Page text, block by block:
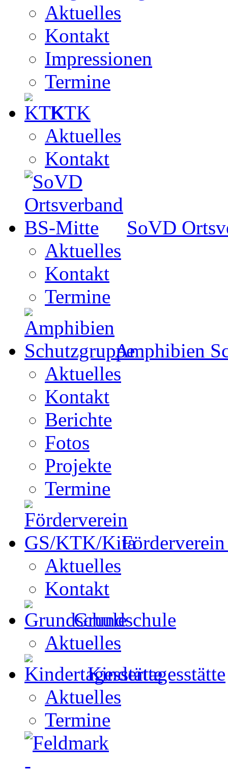
Aktuelles
Kontakt
Impressionen
Termine
KTK
Aktuelles
Kontakt
SoVD
Aktuelles
Kontakt
Termine
Amphibien
Aktuelles
Kontakt
Berichte
Fotos
Projekte
Termine
Aktuelles
Kontakt
Grundschule
Aktuelles
Kindertagesstätte
Aktuelles
Termine